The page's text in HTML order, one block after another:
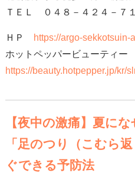
ＴＥＬ ０４８－４２４－７
ＨＰ
https://argo-sekkotsuin-
ホットペッパービューティー
https://beauty.hotpepper.jp/kr/
【夜中の激痛】夏に
「足のつり（こむら
ぐできる予防法